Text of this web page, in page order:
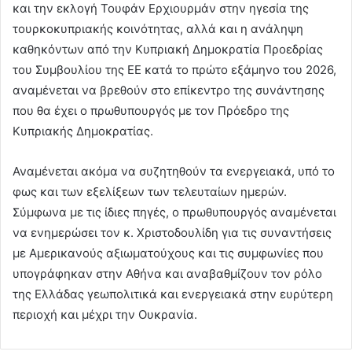
και την εκλογή Τουφάν Ερχιουρμάν στην ηγεσία της
τουρκοκυπριακής κοινότητας, αλλά και η ανάληψη
καθηκόντων από την Κυπριακή Δημοκρατία Προεδρίας
του Συμβουλίου της ΕΕ κατά το πρώτο εξάμηνο του 2026,
αναμένεται να βρεθούν στο επίκεντρο της συνάντησης
που θα έχει ο πρωθυπουργός με τον Πρόεδρο της
Κυπριακής Δημοκρατίας.
Αναμένεται ακόμα να συζητηθούν τα ενεργειακά, υπό το
φως και των εξελίξεων των τελευταίων ημερών.
Σύμφωνα με τις ίδιες πηγές, ο πρωθυπουργός αναμένεται
να ενημερώσει τον κ. Χριστοδουλίδη για τις συναντήσεις
με Αμερικανούς αξιωματούχους και τις συμφωνίες που
υπογράφηκαν στην Αθήνα και αναβαθμίζουν τον ρόλο
της Ελλάδας γεωπολιτικά και ενεργειακά στην ευρύτερη
περιοχή και μέχρι την Ουκρανία.